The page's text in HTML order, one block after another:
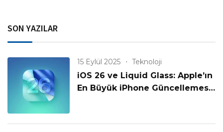
SON YAZILAR
15 Eylül 2025 Teknoloji
iOS 26 ve Liquid Glass: Apple’ın
En Büyük iPhone Güncellemesi